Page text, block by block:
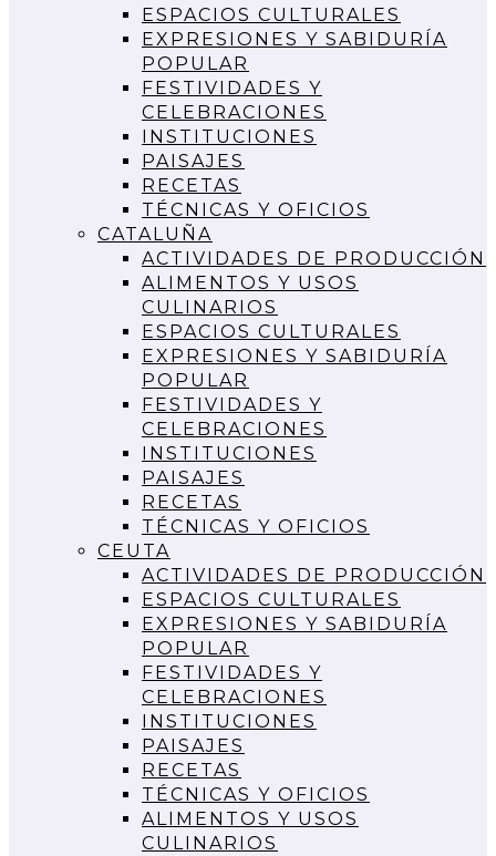
ESPACIOS CULTURALES
EXPRESIONES Y SABIDURÍA
POPULAR
FESTIVIDADES Y
CELEBRACIONES
INSTITUCIONES
PAISAJES
RECETAS
TÉCNICAS Y OFICIOS
CATALUÑA
ACTIVIDADES DE PRODUCCIÓN
ALIMENTOS Y USOS
CULINARIOS
ESPACIOS CULTURALES
EXPRESIONES Y SABIDURÍA
POPULAR
FESTIVIDADES Y
CELEBRACIONES
INSTITUCIONES
PAISAJES
RECETAS
TÉCNICAS Y OFICIOS
CEUTA
ACTIVIDADES DE PRODUCCIÓN
ESPACIOS CULTURALES
EXPRESIONES Y SABIDURÍA
POPULAR
FESTIVIDADES Y
CELEBRACIONES
INSTITUCIONES
PAISAJES
RECETAS
TÉCNICAS Y OFICIOS
ALIMENTOS Y USOS
CULINARIOS